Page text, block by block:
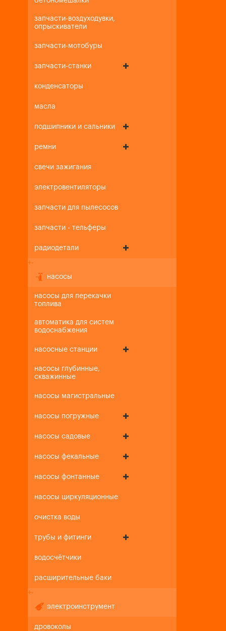
запчасти-воздуходувки,
опрыскиватели
запчасти-мотобуры
запчасти-станки
конденсаторы
масла
подшипники и сальники
ремни
свечи зажигания
электровентиляторы
запчасти для пылесосов
запчасти - тельферы
радиодетали
+-
насосы
насосы для перекачки
топлива
автоматика для систем
водоснабжения
насосные станции
насосы глубинные,
скважинные
насосы магистральные
насосы погружные
насосы садовые
насосы фекальные
насосы фонтанные
насосы циркуляционные
очистка воды
трубы и фитинги
водосчётчики
расширительные баки
+-
электроинструмент
дровоколы